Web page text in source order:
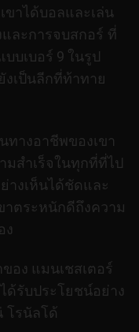
ขาได้บอลและเล่น
ละการจบสกอร์ ที่
บบเบอร์ 9 ในรูป
เป็นลีกที่ท้าทาย
ทางอาชีพของเขา
มสำเร็จในทุกที่ที่ไป
างเห็นได้ชัดและ
าตระหนักดีถึงความ
ง
อง แมนเชสเตอร์
ด้รับประโยชน์อย่าง
โรนัลโด้